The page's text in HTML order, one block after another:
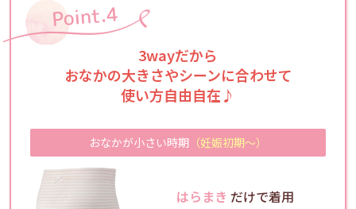
3wayだから
おなかの大きさやシーンに合わせて
使い方自由自在♪
おなかが小さい時期 （妊娠初期～）
はらまき だけで着用